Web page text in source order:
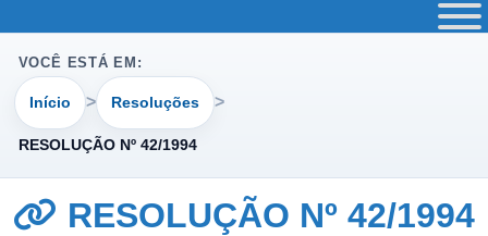
VOCÊ ESTÁ EM:
Início Resoluções
RESOLUÇÃO Nº 42/1994
RESOLUÇÃO Nº 42/1994